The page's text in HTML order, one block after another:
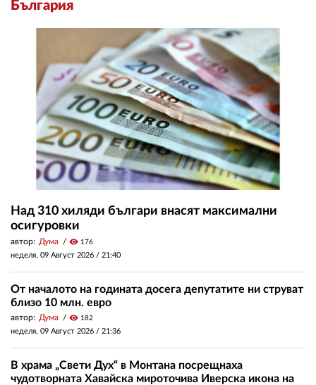
България
Над 310 хиляди българи внасят максимални
осигуровки
автор: Дума visibility 176
неделя, 09 Август 2026 / 21:40
От началото на годината досега депутатите ни струват
близо 10 млн. евро
автор: Дума visibility 182
неделя, 09 Август 2026 / 21:36
В храма „Свети Дух“ в Монтана посрещнаха
чудотворната Хавайска мироточива Иверска икона на